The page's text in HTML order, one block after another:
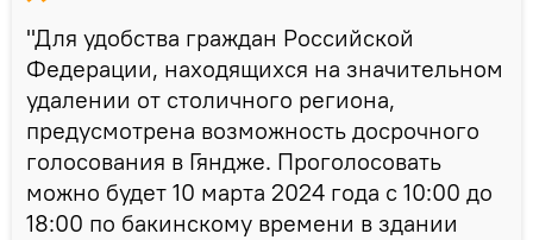
"Для удобства граждан Российской
Федерации, находящихся на значительном
удалении от столичного региона,
предусмотрена возможность досрочного
голосования в Гяндже. Проголосовать
можно будет 10 марта 2024 года с 10:00 до
18:00 по бакинскому времени в здании